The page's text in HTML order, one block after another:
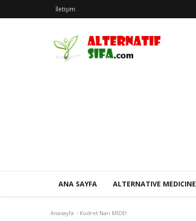
İletişim
ANA SAYFA ALTERNATIVE MEDICINE
Anasayfa Kudret Narı MİDE!